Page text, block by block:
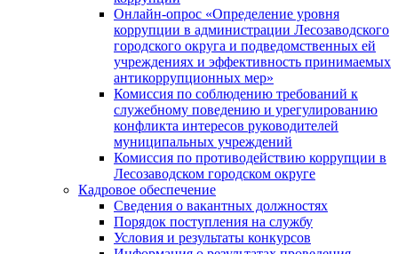
Онлайн-опрос «Определение уровня
коррупции в администрации Лесозаводского
городского округа и подведомственных ей
учреждениях и эффективность принимаемых
антикоррупционных мер»
Комиссия по соблюдению требований к
служебному поведению и урегулированию
конфликта интересов руководителей
муниципальных учреждений
Комиссия по противодействию коррупции в
Лесозаводском городском округе
Кадровое обеспечение
Сведения о вакантных должностях
Порядок поступления на службу
Условия и результаты конкурсов